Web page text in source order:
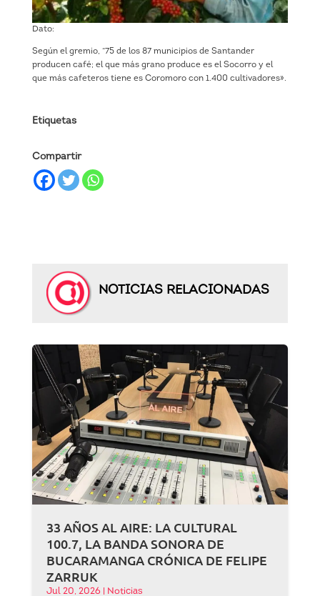
Dato:
Según el gremio, “75 de los 87 municipios de Santander
producen café; el que más grano produce es el Socorro y el
que más cafeteros tiene es Coromoro con 1.400 cultivadores».
Etiquetas
Compartir
NOTICIAS RELACIONADAS
33 AÑOS AL AIRE: LA CULTURAL
100.7, LA BANDA SONORA DE
BUCARAMANGA CRÓNICA DE FELIPE
ZARRUK
Jul 20, 2026 Noticias